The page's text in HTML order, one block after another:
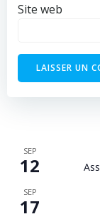
Site web
SEP
12
SEP
17